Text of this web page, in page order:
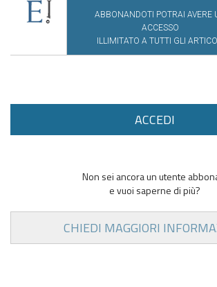
ABBONANDOTI POTRAI AVERE
ACCESSO
ILLIMITATO A TUTTI GLI
ACCEDI
Non sei ancora un utente
e vuoi saperne di più?
CHIEDI MAGGIORI